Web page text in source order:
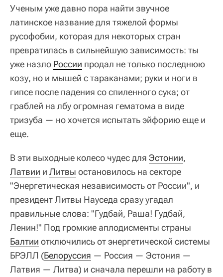
Ученым уже давно пора найти звучное
латинское название для тяжелой формы
русофобии, которая для некоторых стран
превратилась в сильнейшую зависимость: ты
уже назло России продал не только последнюю
козу, но и мышей с тараканами; руки и ноги в
гипсе после падения со спиленного сука; от
граблей на лбу огромная гематома в виде
тризуба — но хочется испытать эйфорию еще и
еще.
В эти выходные колесо чудес для Эстонии,
Латвии и Литвы остановилось на секторе
"Энергетическая независимость от России", и
президент Литвы Науседа сразу угадал
правильные слова: "Гудбай, Раша! Гудбай,
Ленин!" Под громкие аплодисменты страны
Балтии отключились от энергетической системы
БРЭЛЛ (Белоруссия — Россия — Эстония —
Латвия — Литва) и сначала перешли на работу в